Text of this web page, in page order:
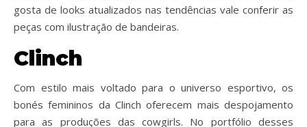
gosta de looks atualizados nas tendências vale conferir as
peças com ilustração de bandeiras.
Clinch
Com estilo mais voltado para o universo esportivo, os
bonés femininos da Clinch oferecem mais despojamento
para as produções das cowgirls. No portfólio desses